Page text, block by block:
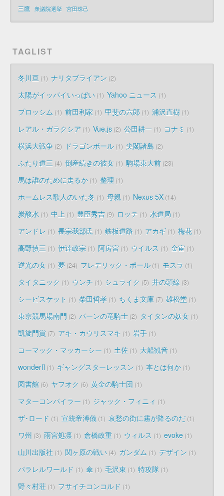
三鷹 衆議院選挙 宮田珠己
TAGLIST
冬川亘 1 ナリタブライアン 2
太陽がイッパイいっぱい 1 Yahoo ニュース 1
プロッシム 1 前田利家 1 甲斐の六郎 1 浦沢直樹 1
レアル・ガラクシア 1 Vue.js 2 公田耕一 1 コナミ 1
横浜大戦争 2 ドラゴンボール 1 尖閣諸島 2
ふたり道三 4 倒産続きの彼女 1 駒場東大前 23
馬は誰のために走るか 1 整理 1
ホームレス歌人のいた冬 1 母親 1 Nexus 5X 14
炭酸水 1 中上 1 豊臣秀吉 9 ロッテ 1 水道局 1
アンドレ 1 長宗我部氏 1 鉄板道路 1 アカギ 1 梅花 1
高野慎三 1 伊達政宗 1 阿房宮 1 ウイルス 1 金宦 1
逆光の女 1 夢 24 フレデリック・ポール 1 モスラ 1
タイタニック 1 ウンチ 1 シュライク 5 井の頭線 3
シービスケット 1 柴田哲孝 1 ちくま文庫 7 雄松堂 1
東京競馬場南門 2 パーンの竜騎士 2 タイタンの妖女 1
凱旋門賞 7 アキ・カウリスマキ 1 岩手 1
コーマック・マッカーシー 1 土佐 1 大船観音 1
wonderfl 1 ギャングスターレッスン 1 本とは何か 1
図書館 6 ヤフオク 6 黄金の騎士団 1
マターコンパイラー 1 ジャック・フィニィ 1
ザ･ロード 1 宣統帝溥儀 1 哀愁の街に霧が降るのだ 1
ワ州 3 雨宮処凛 1 倉橋政重 1 ウィルス 1 evoke 1
山川出版社 1 関ヶ原の戦い 4 ガンダム 1 デザイン 1
パラレルワールド 1 傘 1 毛沢東 1 特攻隊 1
野々村荘 1 フサイチコンコルド 1